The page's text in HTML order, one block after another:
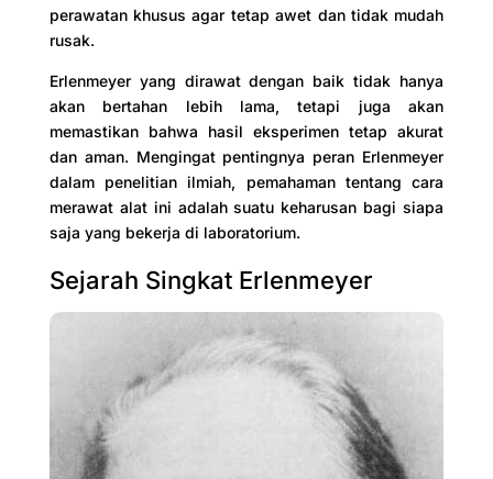
perawatan khusus agar tetap awet dan tidak mudah
rusak.
Erlenmeyer yang dirawat dengan baik tidak hanya
akan bertahan lebih lama, tetapi juga akan
memastikan bahwa hasil eksperimen tetap akurat
dan aman. Mengingat pentingnya peran Erlenmeyer
dalam penelitian ilmiah, pemahaman tentang cara
merawat alat ini adalah suatu keharusan bagi siapa
saja yang bekerja di laboratorium.
Sejarah Singkat Erlenmeyer